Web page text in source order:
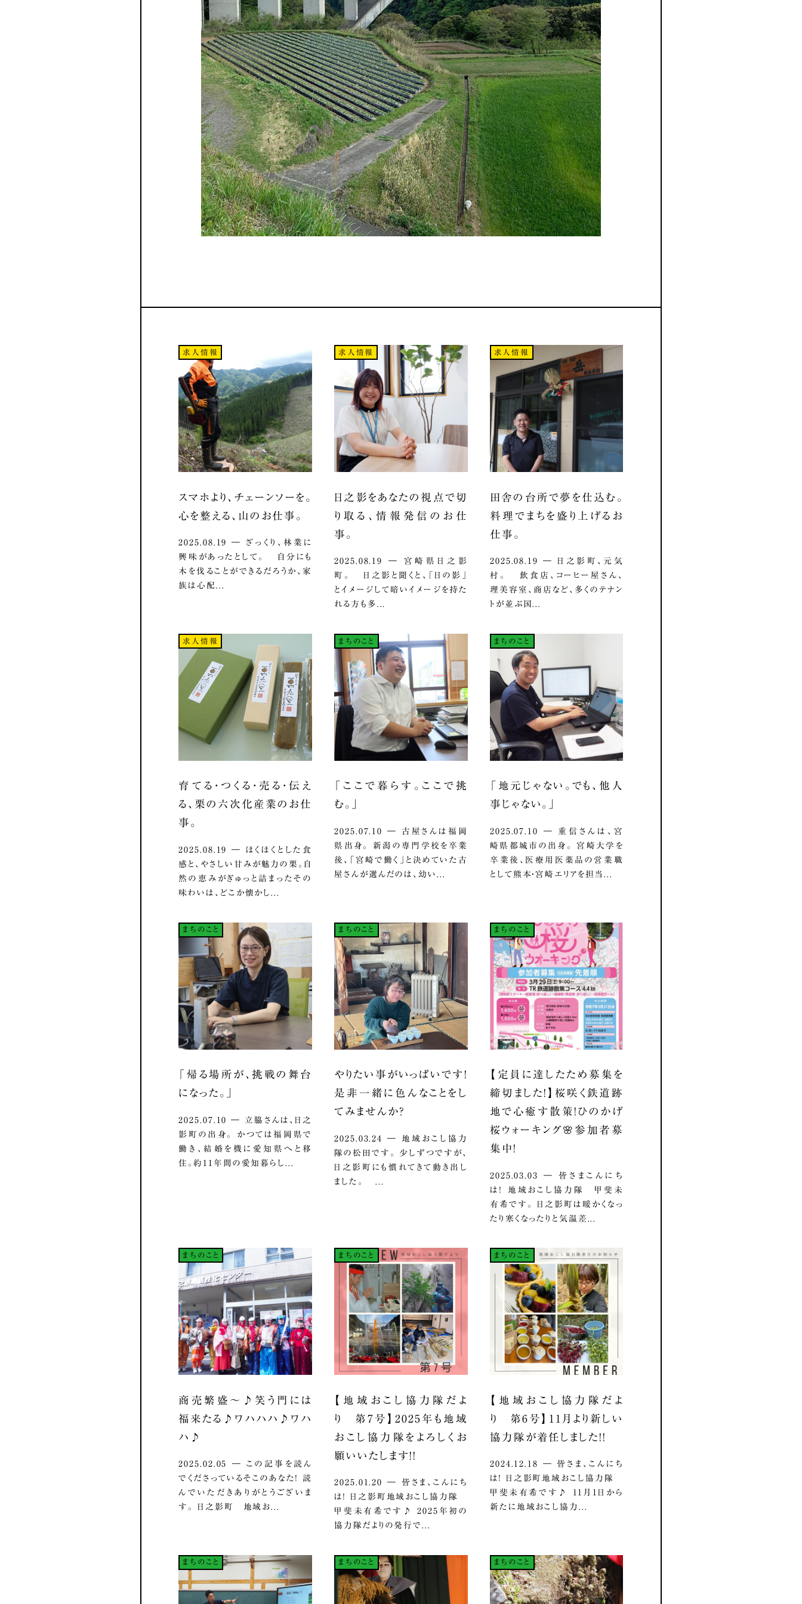
求人情報
スマホより、チェーンソーを。
心を整える、山のお仕事。
2025.08.19 ― ざっくり、林業に
興味があったとして。 自分にも
木を伐ることができるだろうか、家
族は心配...
求人情報
日之影をあなたの視点で切
り取る、情報発信のお仕
事。
2025.08.19 ― 宮崎県日之影
町。 日之影と聞くと、「日の影」
とイメージして暗いイメージを持た
れる方も多...
求人情報
田舎の台所で夢を仕込む。
料理でまちを盛り上げるお
仕事。
2025.08.19 ― 日之影町、元気
村。 飲食店、コーヒー屋さん、
理美容室、商店など、多くのテナン
トが並ぶ国...
求人情報
育てる・つくる・売る・伝え
る、栗の六次化産業のお仕
事。
2025.08.19 ― ほくほくとした食
感と、やさしい甘みが魅力の栗。自
然の恵みがぎゅっと詰まったその
味わいは、どこか懐かし...
まちのこと
「ここで暮らす。ここで挑
む。」
2025.07.10 ― 古屋さんは福岡
県出身。 新潟の専門学校を卒業
後、「宮崎で働く」と決めていた古
屋さんが選んだのは、幼い...
まちのこと
「地元じゃない。でも、他人
事じゃない。」
2025.07.10 ― 重信さんは、宮
崎県都城市の出身。 宮崎大学を
卒業後、医療用医薬品の営業職
として熊本・宮崎エリアを担当...
まちのこと
「帰る場所が、挑戦の舞台
になった。」
2025.07.10 ― 立脇さんは、日之
影町の出身。 かつては福岡県で
働き、結婚を機に愛知県へと移
住。約11年間の愛知暮らし...
まちのこと
やりたい事がいっぱいです！
是非一緒に色んなことをし
てみませんか？
2025.03.24 ― 地域おこし協力
隊の松田です。 少しずつですが、
日之影町にも慣れてきて動き出し
ました。 ...
まちのこと
【定員に達したため募集を
締切ました！】桜咲く鉄道跡
地で心癒す散策！ひのかげ
桜ウォーキング🌸参加者募
集中！
2025.03.03 ― 皆さまこんにち
は！ 地域おこし協力隊 甲斐未
有希です。 日之影町は暖かくなっ
たり寒くなったりと気温差...
まちのこと
商売繁盛～♪笑う門には
福来たる♪ワハハハ♪ワハ
ハ♪
2025.02.05 ― この記事を読ん
でくださっているそこのあなた！ 読
んでいただきありがとうございま
す。 日之影町 地域お...
まちのこと
【地域おこし協力隊だよ
り 第7号】2025年も地域
おこし協力隊をよろしくお
願いいたします！！
2025.01.20 ― 皆さま、こんにち
は！ 日之影町地域おこし協力隊
甲斐未有希です♪ 2025年初の
協力隊だよりの発行で...
まちのこと
【地域おこし協力隊だよ
り 第6号】11月より新しい
協力隊が着任しました！！
2024.12.18 ― 皆さま、こんにち
は！ 日之影町地域おこし協力隊
甲斐未有希です♪ 11月1日から
新たに地域おこし協力...
まちのこと まちのこと まちのこと